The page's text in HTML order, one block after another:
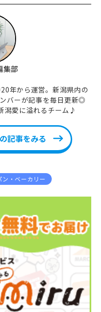
集部
年から運営。新潟県内の
バーが記事を毎日更新◎
潟愛に溢れるチーム♪
記事をみる
ン・ベーカリー